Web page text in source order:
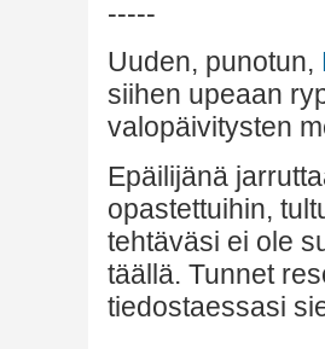
-----
Uuden, punotun,
siihen upeaan
valopäivitysten
Epäilijänä
opastettuihin,
tehtäväsi ei ole
täällä. Tunnet
tiedostaessasi